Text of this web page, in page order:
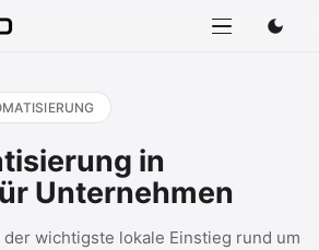
in
Unternehmen
wichtigste lokale Einstieg rund um